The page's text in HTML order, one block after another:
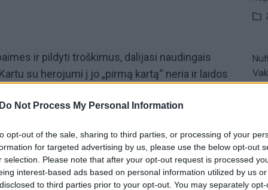
Do Not Process My Personal Information
opt-out of the sale, sharing to third parties, or processing of your
for targeted advertising by us, please use the below opt-out
selection. Please note that after your opt-out request is processed
interest-based ads based on personal information utilized by us
to third parties prior to your opt-out. You may separately
ir pildyti troškimus, dalijasi naudingais
su herojumi į jo „pirmą kartą“ neria ir laidos
kiekvieną šeštadienį 17.00 val. per „Lietuvos
laida nuotykiai Pramogos